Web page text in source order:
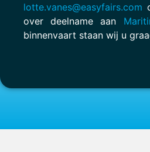
lotte.vanes@easyfairs.com
over deelname aan
binnenvaart staan wij u